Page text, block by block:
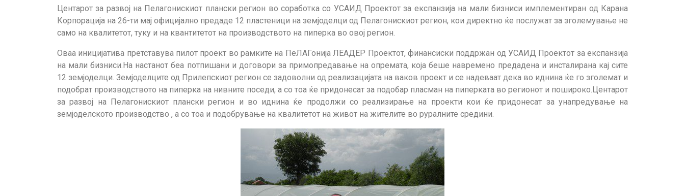
Центарот за развој на Пелагонискиот плански регион во соработка со УСАИД Проектот за експанзија на мали бизниси имплементиран од Карана
Корпорација на 26-ти мај официјално предаде 12 пластеници на земјоделци од Пелагонискиот регион, кои директно ќе послужат за зголемување не
само на квалитетот, туку и на квантитетот на производството на пиперка во овој регион.
Оваа иницијатива претставува пилот проект во рамките на ПеЛАГонија ЛЕАДЕР Проектот, финансиски поддржан од УСАИД Проектот за експанзија
на мали бизниси.На настанот беа потпишани и договори за примопредавање на опремата, која беше навремено предадена и инсталирана кај сите
12 земјоделци. Земјоделците од Прилепскиот регион се задоволни од реализацијата на ваков проект и се надеваат дека во иднина ќе го зголемат и
подобрат производството на пиперка на нивните поседи, а со тоа ќе придонесат за подобар пласман на пиперката во регионот и пошироко.Центарот
за развој на Пелагонискиот плански регион и во иднина ќе продолжи со реализирање на проекти кои ќе придонесат за унапредување на
земјоделското производство , а со тоа и подобрување на квалитетот на живот на жителите во руралните средини.